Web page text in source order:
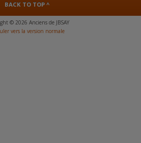
BACK TO TOP ^
© 2026 Anciens de JBSAY
vers la version normale